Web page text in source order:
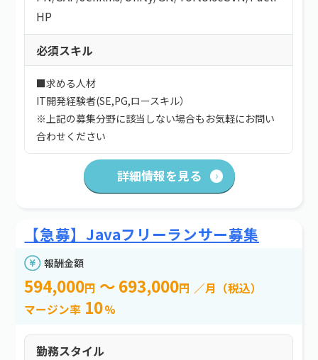
HP
必須スキル
■求める人材
IT開発経験者(SE,PG,ロースキル）
※上記の募集分野に該当しない場合もお気軽にお問い
合わせください
詳細情報を見る
【急募】Javaフリーランサー募集
報酬金額
594,000円 ～ 693,000円 ／月（税込）
マージン率 10%
勤務スタイル